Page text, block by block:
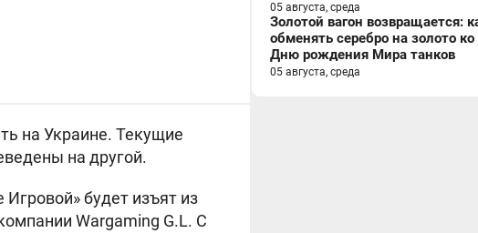
на Украине. Текущие
на другой.
будет изъят из
Wargaming G.L. С
05 августа, среда
Золотой вагон возвращается:
обменять серебро на золото ко
Дню рождения Мира танков
05 августа, среда